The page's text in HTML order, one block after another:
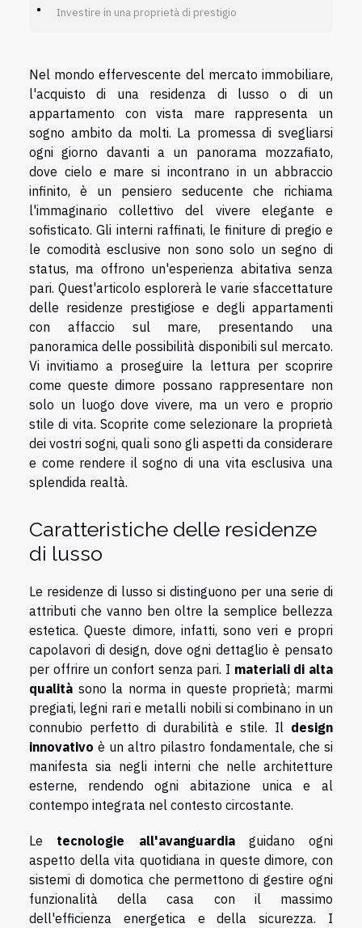
Investire in una proprietà di prestigio
Nel mondo effervescente del mercato immobiliare,
l'acquisto di una residenza di lusso o di un
appartamento con vista mare rappresenta un
sogno ambito da molti. La promessa di svegliarsi
ogni giorno davanti a un panorama mozzafiato,
dove cielo e mare si incontrano in un abbraccio
infinito, è un pensiero seducente che richiama
l'immaginario collettivo del vivere elegante e
sofisticato. Gli interni raffinati, le finiture di pregio e
le comodità esclusive non sono solo un segno di
status, ma offrono un'esperienza abitativa senza
pari. Quest'articolo esplorerà le varie sfaccettature
delle residenze prestigiose e degli appartamenti
con affaccio sul mare, presentando una
panoramica delle possibilità disponibili sul mercato.
Vi invitiamo a proseguire la lettura per scoprire
come queste dimore possano rappresentare non
solo un luogo dove vivere, ma un vero e proprio
stile di vita. Scoprite come selezionare la proprietà
dei vostri sogni, quali sono gli aspetti da considerare
e come rendere il sogno di una vita esclusiva una
splendida realtà.
Caratteristiche delle residenze
di lusso
Le residenze di lusso si distinguono per una serie di
attributi che vanno ben oltre la semplice bellezza
estetica. Queste dimore, infatti, sono veri e propri
capolavori di design, dove ogni dettaglio è pensato
per offrire un confort senza pari. I materiali di alta
qualità sono la norma in queste proprietà; marmi
pregiati, legni rari e metalli nobili si combinano in un
connubio perfetto di durabilità e stile. Il design
innovativo è un altro pilastro fondamentale, che si
manifesta sia negli interni che nelle architetture
esterne, rendendo ogni abitazione unica e al
contempo integrata nel contesto circostante.
Le tecnologie all'avanguardiaguidano ogni
aspetto della vita quotidiana in queste dimore, con
sistemi di domotica che permettono di gestire ogni
funzionalità della casa con il massimo
dell'efficienza energetica e della sicurezza. I